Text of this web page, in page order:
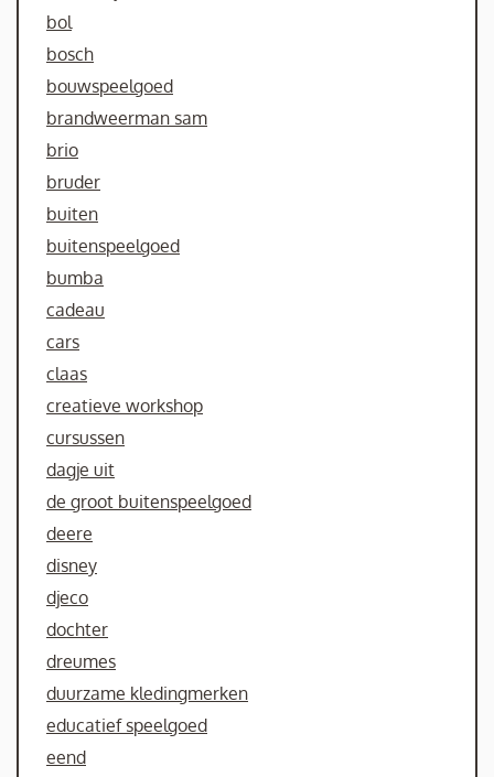
bol
bosch
bouwspeelgoed
brandweerman sam
brio
bruder
buiten
buitenspeelgoed
bumba
cadeau
cars
claas
creatieve workshop
cursussen
dagje uit
de groot buitenspeelgoed
deere
disney
djeco
dochter
dreumes
duurzame kledingmerken
educatief speelgoed
eend